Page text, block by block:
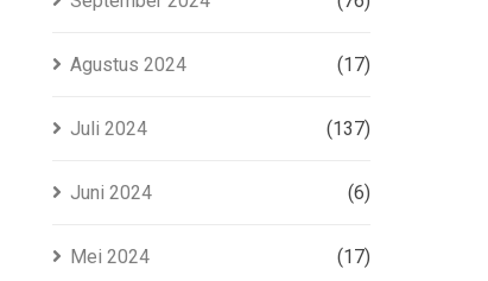
Agustus 2024 (17)
Juli 2024 (137)
Juni 2024 (6)
Mei 2024 (17)